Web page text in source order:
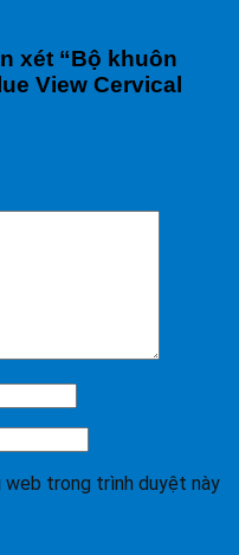
xét “Bộ khuôn
View Cervical
web trong trình duyệt này